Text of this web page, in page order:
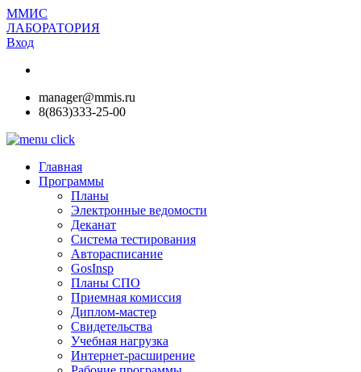
ММИС
ЛАБОРАТОРИЯ
Вход
manager@mmis.ru
8(863)333-25-00
Главная
Программы
Планы
Электронные ведомости
Деканат
Система тестирования
Авторасписание
GosInsp
Планы СПО
Приемная комиссия
Диплом-мастер
Свидетельства
Учебная нагрузка
Интернет-расширение